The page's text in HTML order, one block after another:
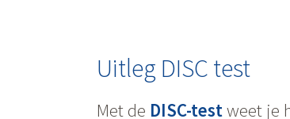
Uitleg DISC test
Met de DISC-testweet je